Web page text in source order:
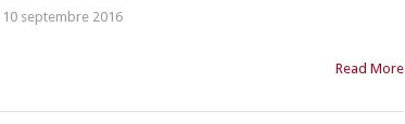
10 septembre 2016
Read More